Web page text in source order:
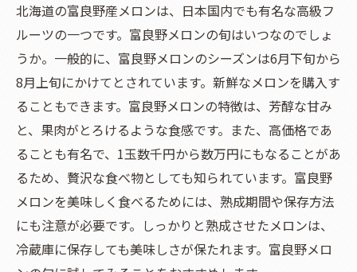
北海道の富良野産メロンは、日本国内でも有名な高級フ
ルーツの一つです。富良野メロンの旬はいつなのでしょ
うか。一般的に、富良野メロンのシーズンは6月下旬から
8月上旬にかけてとされています。新鮮なメロンを購入す
ることもできます。富良野メロンの特徴は、芳醇な甘み
と、果肉がとろけるような食感です。また、高価格であ
ることも有名で、1玉数千円から数万円にもなることがあ
るため、贅沢な食べ物としても知られています。富良野
メロンを美味しく食べるためには、熟成期間や保存方法
にも注意が必要です。しっかりと熟成させたメロンは、
冷蔵庫に保存しても美味しさが保たれます。富良野メロ